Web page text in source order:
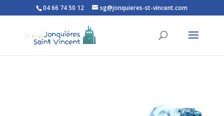
Ouvrir la barre d’outils
04 66 74 50 12 sg@jonquieres-st-vincent.com